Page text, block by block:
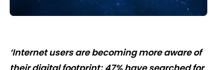
‘Internet users are becoming more aware of